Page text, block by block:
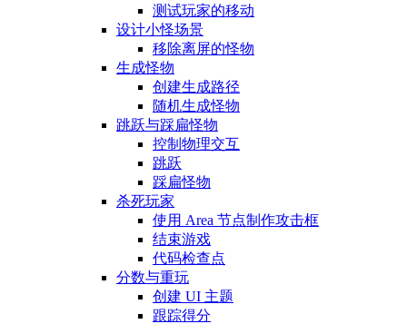
测试玩家的移动
设计小怪场景
移除离屏的怪物
生成怪物
创建生成路径
随机生成怪物
跳跃与踩扁怪物
控制物理交互
跳跃
踩扁怪物
杀死玩家
使用 Area 节点制作攻击框
结束游戏
代码检查点
分数与重玩
创建 UI 主题
跟踪得分